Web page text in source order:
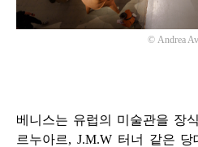
© Andrea
베니스는 유럽의 미술관을 장
르누아르, J.M.W 터너 같은 당